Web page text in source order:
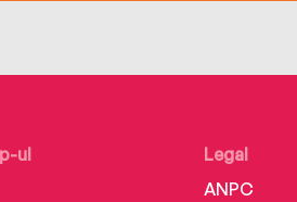
ul
Legal
ANPC